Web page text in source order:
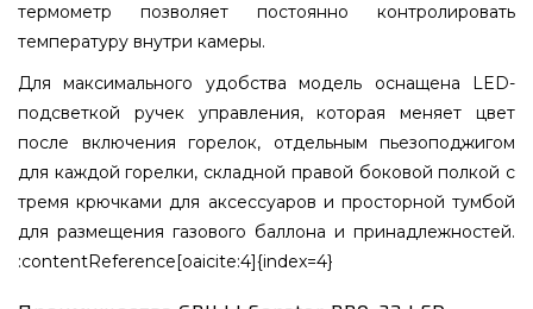
термометр позволяет постоянно контролировать
температуру внутри камеры.
Для максимального удобства модель оснащена LED-
подсветкой ручек управления, которая меняет цвет
после включения горелок, отдельным пьезоподжигом
для каждой горелки, складной правой боковой полкой с
тремя крючками для аксессуаров и просторной тумбой
для размещения газового баллона и принадлежностей.
:contentReference[oaicite:4]{index=4}